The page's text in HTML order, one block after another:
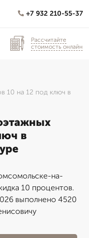
+7 932 210-55-37
Рассчитайте
стоимость онлайн
10 на 12 под ключ в
в
на-
10 процентов.
выполнено 4520